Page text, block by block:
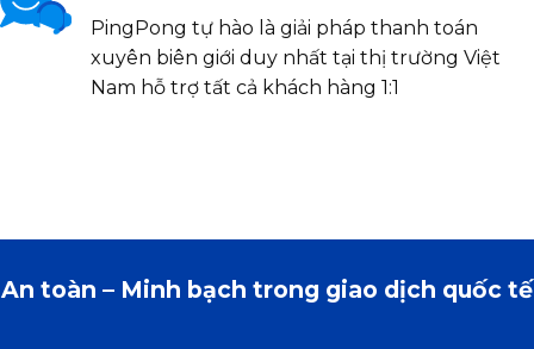
PingPong tự hào là giải pháp thanh toán
xuyên biên giới duy nhất tại thị trường Việt
Nam hỗ trợ tất cả khách hàng 1:1
An toàn – Minh bạch trong giao dịch quốc tế